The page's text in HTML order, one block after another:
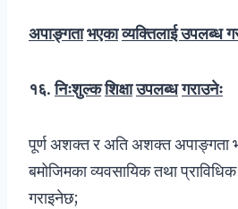
अपाङ्गताभएकाव्यक्तिलाई उपलब्ध
१६.निःशुल्कशिक्षाउपलब्धगराउनेः
पूर्ण अशक्त र अति अशक्त अपाङ्गता
बमोजिमका व्यवसायिक तथा
गराइनेछ;